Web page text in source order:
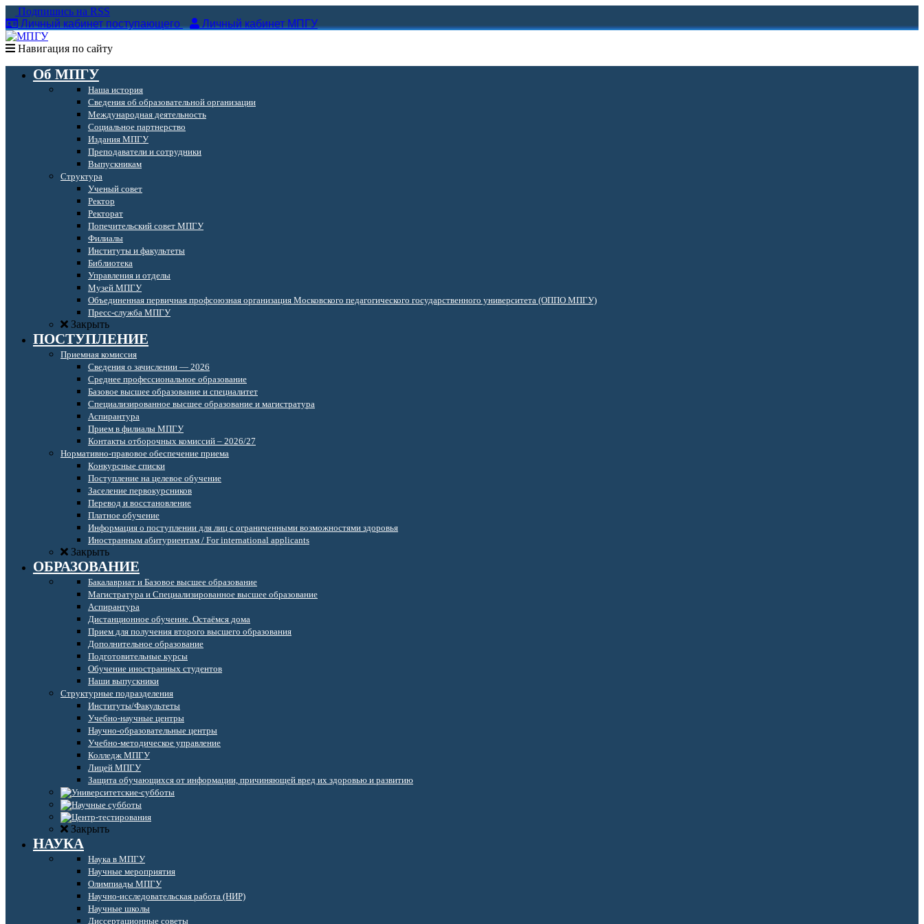
Подпишись на RSS
Личный кабинет поступающего
Личный кабинет МПГУ
Навигация по сайту
Об МПГУ
Наша история
Сведения об образовательной организации
Международная деятельность
Социальное партнерство
Издания МПГУ
Преподаватели и сотрудники
Выпускникам
Структура
Ученый совет
Ректор
Ректорат
Попечительский совет МПГУ
Филиалы
Институты и факультеты
Библиотека
Управления и отделы
Музей МПГУ
Объединенная первичная профсоюзная организация Московского педагогического государственного университета (ОППО МПГУ)
Пресс-служба МПГУ
Закрыть
ПОСТУПЛЕНИЕ
Приемная комиссия
Сведения о зачислении — 2026
Среднее профессиональное образование
Базовое высшее образование и специалитет
Специализированное высшее образование и магистратура
Аспирантура
Прием в филиалы МПГУ
Контакты отборочных комиссий – 2026/27
Нормативно-правовое обеспечение приема
Конкурсные списки
Поступление на целевое обучение
Заселение первокурсников
Перевод и восстановление
Платное обучение
Информация о поступлении для лиц с ограниченными возможностями здоровья
Иностранным абитуриентам / For international applicants
Закрыть
ОБРАЗОВАНИЕ
Бакалавриат и Базовое высшее образование
Магистратура и Специализированное высшее образование
Аспирантура
Дистанционное обучение. Остаёмся дома
Прием для получения второго высшего образования
Дополнительное образование
Подготовительные курсы
Обучение иностранных студентов
Наши выпускники
Структурные подразделения
Институты/Факультеты
Учебно-научные центры
Научно-образовательные центры
Учебно-методическое управление
Колледж МПГУ
Лицей МПГУ
Защита обучающихся от информации, причиняющей вред их здоровью и развитию
Закрыть
НАУКА
Наука в МПГУ
Научные мероприятия
Олимпиады МПГУ
Научно-исследовательская работа (НИР)
Научные школы
Диссертационные советы